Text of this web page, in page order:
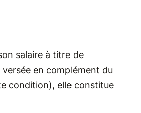
salaire à titre de
en complément du
condition), elle constitue